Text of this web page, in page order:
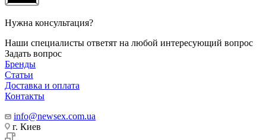
Нужна консультация?
Наши специалисты ответят на любой интересующий вопрос
Задать вопрос
Бренды
Статьи
Доставка и оплата
Контакты
info@newsex.com.ua
г. Киев